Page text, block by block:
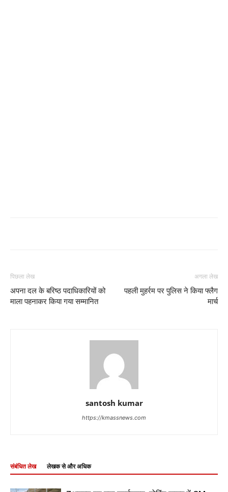
पिछला लेख
अपना दल के बरिष्ठ पदाधिकारियों को
माला पहनाकर किया गया सम्मानित
अगला लेख
पहली मुहर्रम पर पुलिस ने किया फ्लैग
मार्च
santosh kumar
https://kmassnews.com
संबंधित लेख लेखक से और अधिक